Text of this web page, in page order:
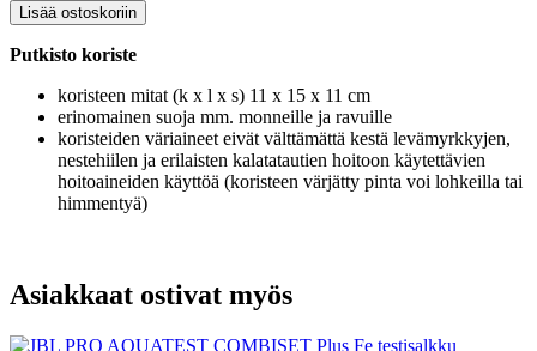
Putkisto koriste
koristeen mitat (k x l x s) 11 x 15 x 11 cm
erinomainen suoja mm. monneille ja ravuille
koristeiden väriaineet eivät välttämättä kestä levämyrkkyjen,
nestehiilen ja erilaisten kalatatautien hoitoon käytettävien
hoitoaineiden käyttöä (koristeen värjätty pinta voi lohkeilla tai
himmentyä)
Asiakkaat ostivat myös